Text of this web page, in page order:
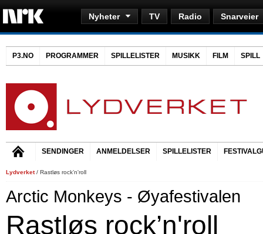
Nyheter TV Radio Snarveier
P3.NO PROGRAMMER SPILLELISTER MUSIKK FILM SPILL
SENDINGER ANMELDELSER SPILLELISTER
Lydverket/ Rastløs rock’n'roll
Arctic Monkeys - Øyafestivalen
Rastløs rock’n'roll